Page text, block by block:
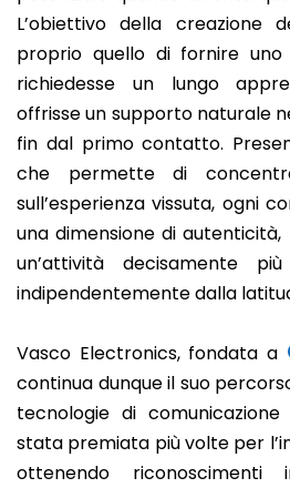
L’obiettivo della creazione
proprio quello di fornire
richiedesse un lungo
offrisse un supporto naturale
fin dal primo contatto.
che permette di
sull’esperienza vissuta, ogni
una dimensione di
un’attività decisamente
indipendentemente dalla
Vasco Electronics, fondata a
continua dunque il suo
tecnologie di comunicazione
stata premiata più volte per
ottenendo riconoscimenti